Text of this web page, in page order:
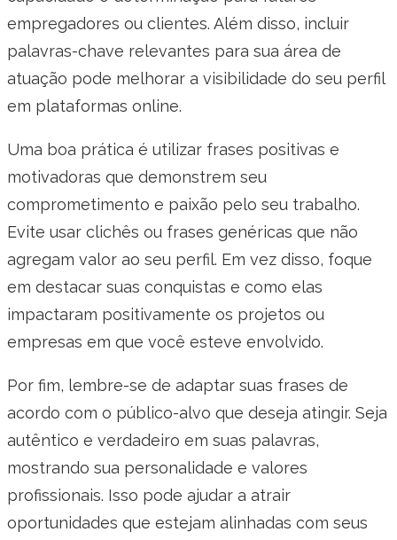
empregadores ou clientes. Além disso, incluir
palavras-chave relevantes para sua área de
atuação pode melhorar a visibilidade do seu perfil
em plataformas online.
Uma boa prática é utilizar frases positivas e
motivadoras que demonstrem seu
comprometimento e paixão pelo seu trabalho.
Evite usar clichês ou frases genéricas que não
agregam valor ao seu perfil. Em vez disso, foque
em destacar suas conquistas e como elas
impactaram positivamente os projetos ou
empresas em que você esteve envolvido.
Por fim, lembre-se de adaptar suas frases de
acordo com o público-alvo que deseja atingir. Seja
autêntico e verdadeiro em suas palavras,
mostrando sua personalidade e valores
profissionais. Isso pode ajudar a atrair
oportunidades que estejam alinhadas com seus